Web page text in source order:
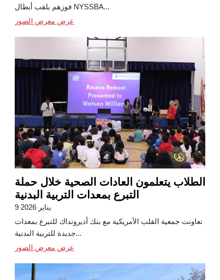
فوزهم بلقب أبطال NYSSBA...
عرض معرض الصور
الطلاب يتعلمون العادات الصحية خلال حملة
التبرع بمعدات التربية البدنية
9 يناير 2026
تعاونت جمعية القلب الأمريكية مع بنك أديرونداك للتبرع بمعدات
جديدة للتربية البدنية...
عرض معرض الصور